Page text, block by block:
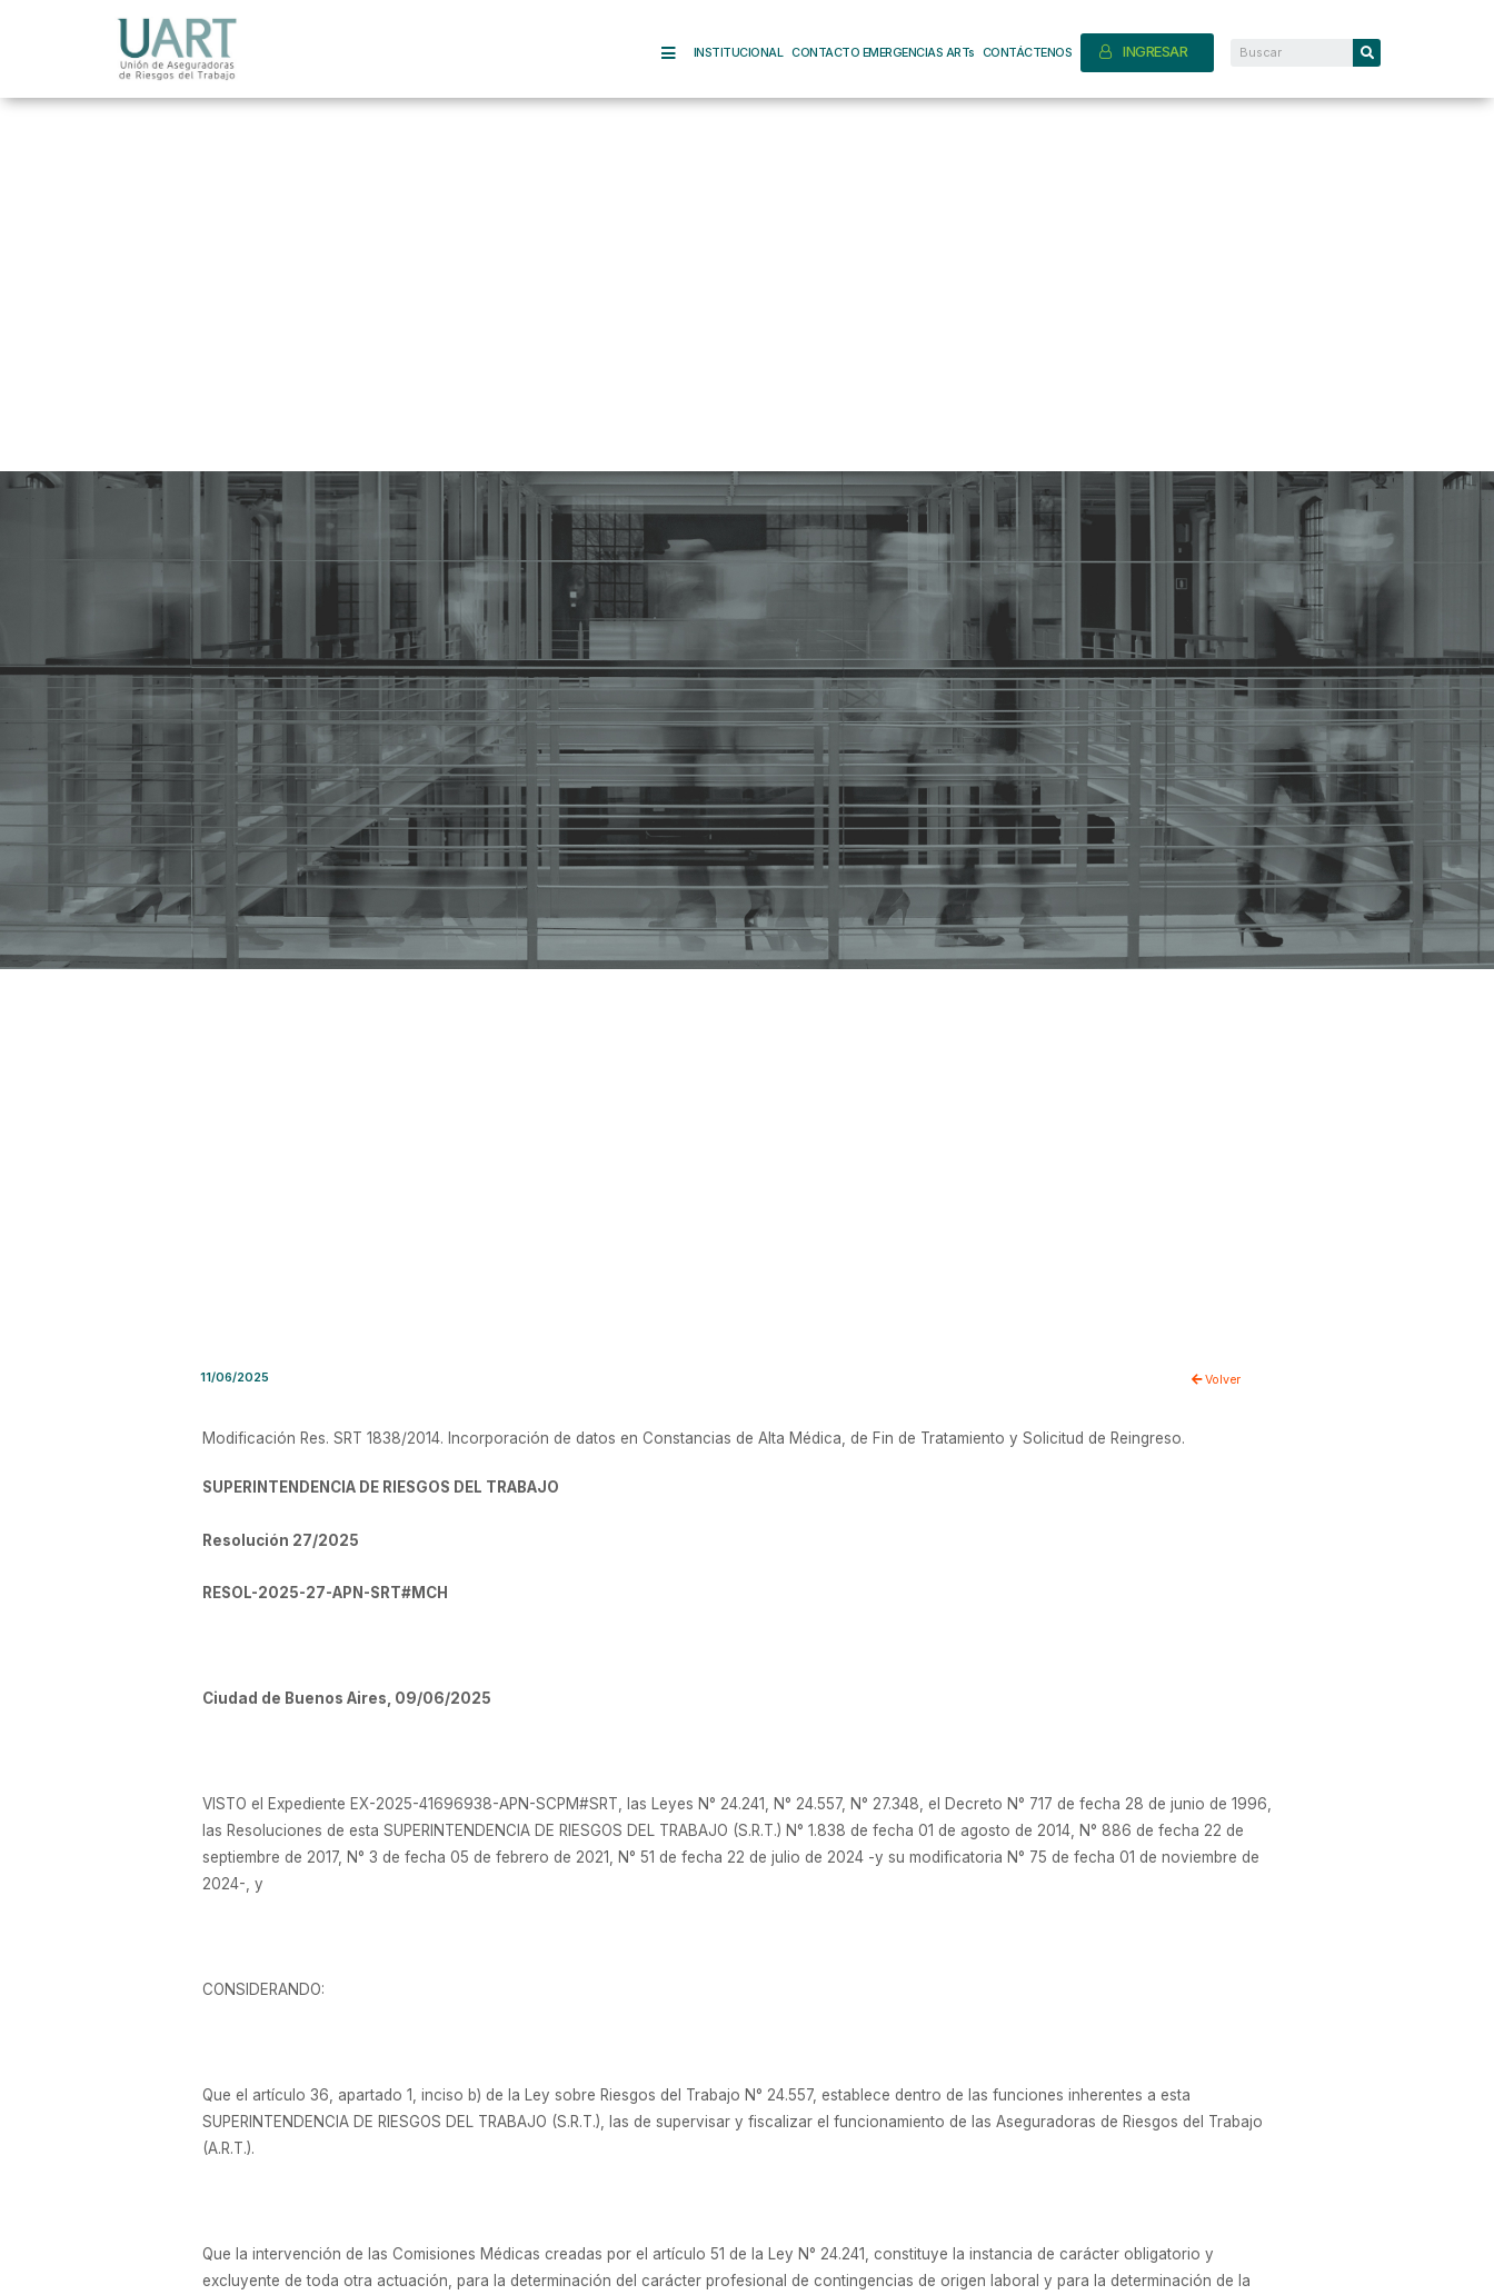
INSTITUCIONAL CONTACTO EMERGENCIAS ARTs CONTÁCTENOS INGRESAR
11/06/2025 Volver
Modificación Res. SRT 1838/2014. Incorporación de datos en Constancias de Alta Médica, de Fin de Tratamiento y Solicitud de Reingreso.
SUPERINTENDENCIA DE RIESGOS DEL TRABAJO
Resolución 27/2025
RESOL-2025-27-APN-SRT#MCH
Ciudad de Buenos Aires, 09/06/2025
VISTO el Expediente EX-2025-41696938-APN-SCPM#SRT, las Leyes N° 24.241, N° 24.557, N° 27.348, el Decreto N° 717 de fecha 28 de junio de 1996,
las Resoluciones de esta SUPERINTENDENCIA DE RIESGOS DEL TRABAJO (S.R.T.) N° 1.838 de fecha 01 de agosto de 2014, N° 886 de fecha 22 de
septiembre de 2017, N° 3 de fecha 05 de febrero de 2021, N° 51 de fecha 22 de julio de 2024 -y su modificatoria N° 75 de fecha 01 de noviembre de
2024-, y
CONSIDERANDO:
Que el artículo 36, apartado 1, inciso b) de la Ley sobre Riesgos del Trabajo N° 24.557, establece dentro de las funciones inherentes a esta
SUPERINTENDENCIA DE RIESGOS DEL TRABAJO (S.R.T.), las de supervisar y fiscalizar el funcionamiento de las Aseguradoras de Riesgos del Trabajo
(A.R.T.).
Que la intervención de las Comisiones Médicas creadas por el artículo 51 de la Ley N° 24.241, constituye la instancia de carácter obligatorio y
excluyente de toda otra actuación, para la determinación del carácter profesional de contingencias de origen laboral y para la determinación de la